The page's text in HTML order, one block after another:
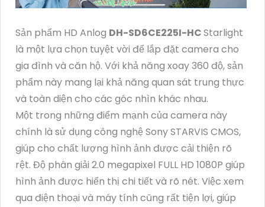
Sản phẩm HD Anlog DH-SD6CE225I-HCStarlight
là một lựa chọn tuyệt vời để lắp đặt camera cho
gia đình và căn hộ. Với khả năng xoay 360 độ, sản
phẩm này mang lại khả năng quan sát trung thực
và toàn diện cho các góc nhìn khác nhau.
Một trong những điểm mạnh của camera này
chính là sử dụng công nghệ Sony STARVIS CMOS,
giúp cho chất lượng hình ảnh được cải thiện rõ
rệt. Độ phân giải 2.0 megapixel FULL HD 1080P giúp
hình ảnh được hiển thị chi tiết và rõ nét. Việc xem
qua điện thoại và máy tính cũng rất tiện lợi, giúp